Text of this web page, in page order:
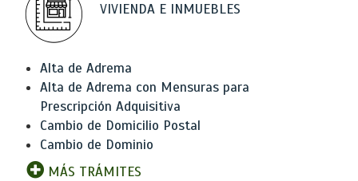
VIVIENDA E INMUEBLES
Alta de Adrema
Alta de Adrema con Mensuras para
Prescripción Adquisitiva
Cambio de Domicilio Postal
Cambio de Dominio
MÁS TRÁMITES